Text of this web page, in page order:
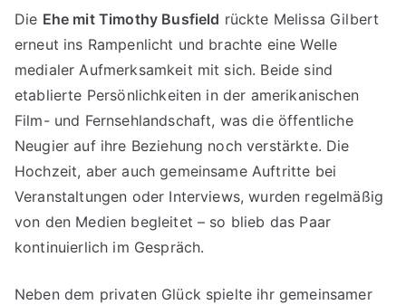
Die Ehe mit Timothy Busfield rückte Melissa Gilbert
erneut ins Rampenlicht und brachte eine Welle
medialer Aufmerksamkeit mit sich. Beide sind
etablierte Persönlichkeiten in der amerikanischen
Film- und Fernsehlandschaft, was die öffentliche
Neugier auf ihre Beziehung noch verstärkte. Die
Hochzeit, aber auch gemeinsame Auftritte bei
Veranstaltungen oder Interviews, wurden regelmäßig
von den Medien begleitet – so blieb das Paar
kontinuierlich im Gespräch.
Neben dem privaten Glück spielte ihr gemeinsamer